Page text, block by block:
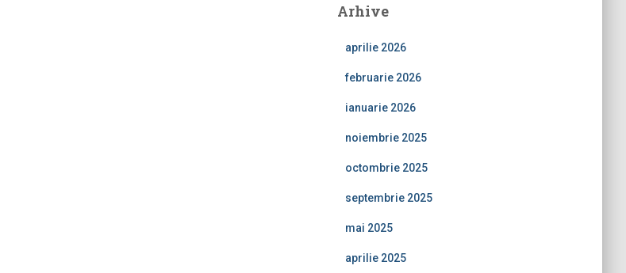
Arhive
aprilie 2026
februarie 2026
ianuarie 2026
noiembrie 2025
octombrie 2025
septembrie 2025
mai 2025
aprilie 2025